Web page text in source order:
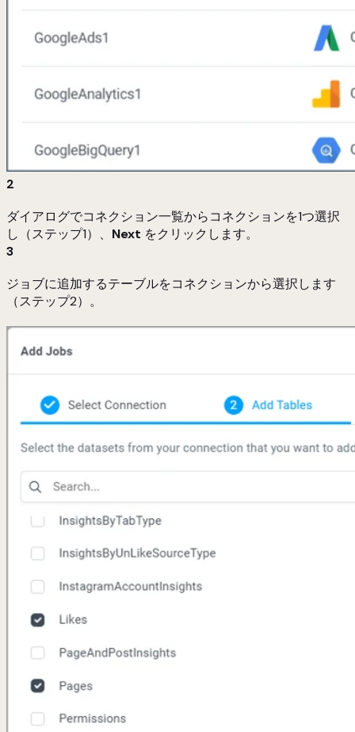
2
ダイアログでコネクション一覧からコネクションを1つ選択
し（ステップ1）、 Next をクリックします。
3
ジョブに追加するテーブルをコネクションから選択します
（ステップ2）。